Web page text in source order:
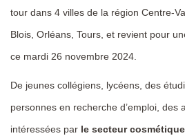
tour dans 4 villes de la région Centre-
Blois, Orléans, Tours, et revient pour
ce mardi 26 novembre 2024.
De jeunes collégiens, lycéens, des
personnes en recherche d’emploi, des
intéressées par le secteur cosmétique